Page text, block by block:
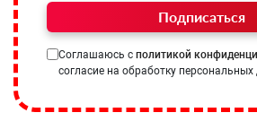
Подписаться
Соглашаюсь с политикой
согласие на обработку